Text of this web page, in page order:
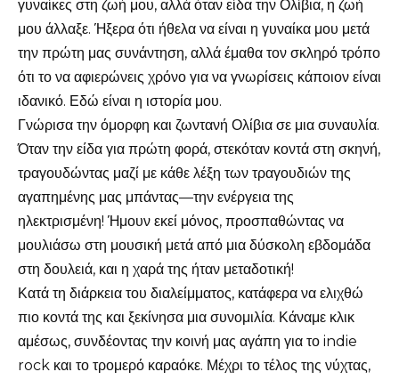
γυναίκες στη ζωή μου, αλλά όταν είδα την Ολίβια, η ζωή
μου άλλαξε. Ήξερα ότι ήθελα να είναι η γυναίκα μου μετά
την πρώτη μας συνάντηση, αλλά έμαθα τον σκληρό τρόπο
ότι το να αφιερώνεις χρόνο για να γνωρίσεις κάποιον είναι
ιδανικό. Εδώ είναι η ιστορία μου.
Γνώρισα την όμορφη και ζωντανή Ολίβια σε μια συναυλία.
Όταν την είδα για πρώτη φορά, στεκόταν κοντά στη σκηνή,
τραγουδώντας μαζί με κάθε λέξη των τραγουδιών της
αγαπημένης μας μπάντας—την ενέργεια της
ηλεκτρισμένη! Ήμουν εκεί μόνος, προσπαθώντας να
μουλιάσω στη μουσική μετά από μια δύσκολη εβδομάδα
στη δουλειά, και η χαρά της ήταν μεταδοτική!
Κατά τη διάρκεια του διαλείμματος, κατάφερα να ελιχθώ
πιο κοντά της και ξεκίνησα μια συνομιλία. Κάναμε κλικ
αμέσως, συνδέοντας την κοινή μας αγάπη για το indie
rock και το τρομερό καραόκε. Μέχρι το τέλος της νύχτας,